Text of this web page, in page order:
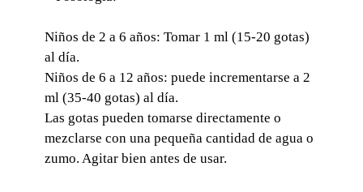
Niños de 2 a 6 años: Tomar 1 ml (15-20 gotas)
al día.
Niños de 6 a 12 años: puede incrementarse a 2
ml (35-40 gotas) al día.
Las gotas pueden tomarse directamente o
mezclarse con una pequeña cantidad de agua o
zumo. Agitar bien antes de usar.